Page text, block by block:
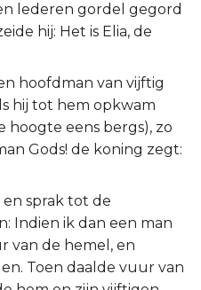
lederen gordel gegord
hij: Het is Elia, de
hoofdman van vijftig
hij tot hem opkwam
hoogte eens bergs), zo
Gods! de koning zegt:
sprak tot de
Indien ik dan een man
van de hemel, en
Toen daalde vuur van